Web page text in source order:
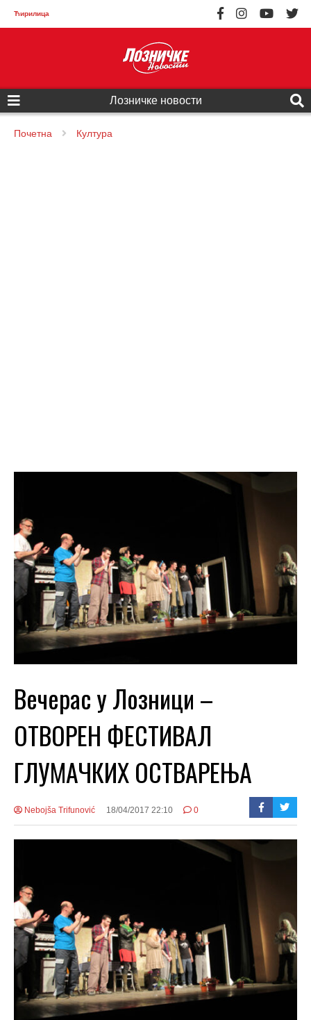
Ћирилица
Лозничке новости
Почетна Култура
Вечерас у Лозници –
ОТВОРЕН ФЕСТИВАЛ
ГЛУМАЧКИХ ОСТВАРЕЊА
Nebojša Trifunović 18/04/2017 22:10 0